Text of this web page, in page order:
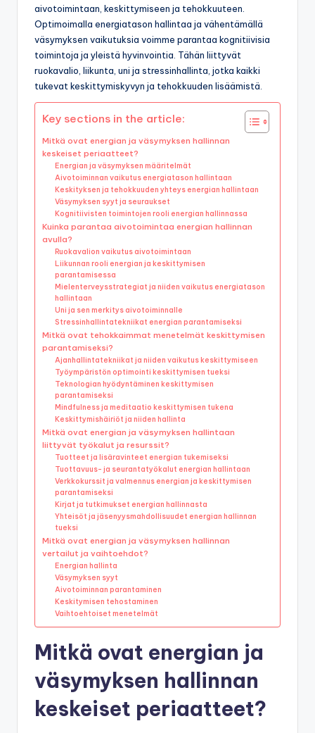
aivotoimintaan, keskittymiseen ja tehokkuuteen.
Optimoimalla energiatason hallintaa ja vähentämällä
väsymyksen vaikutuksia voimme parantaa kognitiivisia
toimintoja ja yleistä hyvinvointia. Tähän liittyvät
ruokavalio, liikunta, uni ja stressinhallinta, jotka kaikki
tukevat keskittymiskyvyn ja tehokkuuden lisäämistä.
Key sections in the article:
Mitkä ovat energian ja väsymyksen hallinnan
keskeiset periaatteet?
Energian ja väsymyksen määritelmät
Aivotoiminnan vaikutus energiatason hallintaan
Keskityksen ja tehokkuuden yhteys energian hallintaan
Väsymyksen syyt ja seuraukset
Kognitiivisten toimintojen rooli energian hallinnassa
Kuinka parantaa aivotoimintaa energian hallinnan
avulla?
Ruokavalion vaikutus aivotoimintaan
Liikunnan rooli energian ja keskittymisen
parantamisessa
Mielenterveysstrategiat ja niiden vaikutus energiatason
hallintaan
Uni ja sen merkitys aivotoiminnalle
Stressinhallintatekniikat energian parantamiseksi
Mitkä ovat tehokkaimmat menetelmät keskittymisen
parantamiseksi?
Ajanhallintatekniikat ja niiden vaikutus keskittymiseen
Työympäristön optimointi keskittymisen tueksi
Teknologian hyödyntäminen keskittymisen
parantamiseksi
Mindfulness ja meditaatio keskittymisen tukena
Keskittymishäiriöt ja niiden hallinta
Mitkä ovat energian ja väsymyksen hallintaan
liittyvät työkalut ja resurssit?
Tuotteet ja lisäravinteet energian tukemiseksi
Tuottavuus- ja seurantatyökalut energian hallintaan
Verkkokurssit ja valmennus energian ja keskittymisen
parantamiseksi
Kirjat ja tutkimukset energian hallinnasta
Yhteisöt ja jäsenyysmahdollisuudet energian hallinnan
tueksi
Mitkä ovat energian ja väsymyksen hallinnan
vertailut ja vaihtoehdot?
Energian hallinta
Väsymyksen syyt
Aivotoiminnan parantaminen
Keskitymisen tehostaminen
Vaihtoehtoiset menetelmät
Mitkä ovat energian ja
väsymyksen hallinnan
keskeiset periaatteet?